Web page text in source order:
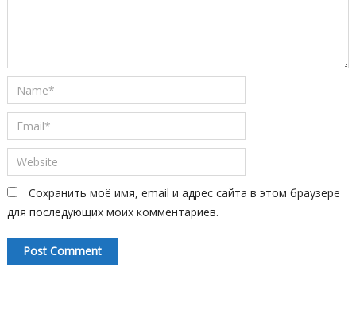
Сохранить моё имя, email и адрес сайта в этом браузере
для последующих моих комментариев.